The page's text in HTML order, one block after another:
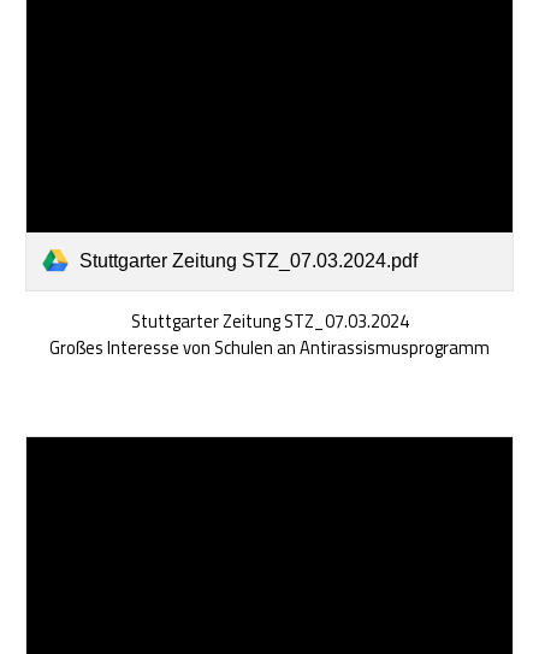
Stuttgarter Zeitung STZ_07.03.2024.pdf
Stuttgarter Zeitung STZ_07.03.2024
Großes Interesse von Schulen an Antirassismusprogramm